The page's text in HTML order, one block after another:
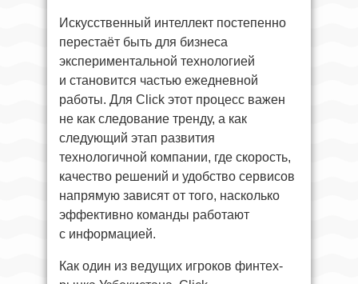
Искусственный интеллект постепенно
перестаёт быть для бизнеса
экспериментальной технологией
и становится частью ежедневной
работы. Для Click этот процесс важен
не как следование тренду, а как
следующий этап развития
технологичной компании, где скорость,
качество решений и удобство сервисов
напрямую зависят от того, насколько
эффективно команды работают
с информацией.
Как один из ведущих игроков финтех-